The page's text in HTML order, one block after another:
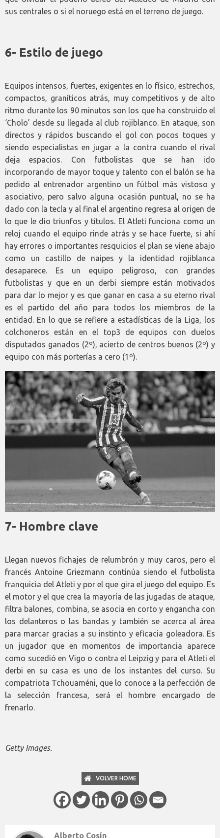
sus centrales o si el noruego está en el terreno de juego.
6- Estilo de juego
Equipos intensos, fuertes, exigentes en lo físico, estrechos,
compactos, graníticos atrás, muy competitivos y de alto
ritmo durante los 90 minutos son los que ha construido el
‘Cholo’ desde su llegada al club rojiblanco. En ataque, son
directos y rápidos buscando el gol con pocos toques y
siendo especialistas en jugar a la contra cuando el rival
deja espacios. Con futbolistas que se han ido
incorporando de mayor toque y talento con el balón se ha
pedido al entrenador argentino un fútbol más vistoso y
asociativo, pero salvo alguna ocasión puntual, no se ha
dado con la tecla y al final el argentino regresa al origen de
lo que le dio triunfos y títulos. El Atleti funciona como un
reloj cuando el equipo rinde atrás y se hace fuerte, si ahí
hay errores o importantes resquicios el plan se viene abajo
como un castillo de naipes y la identidad rojiblanca
desaparece. Es un equipo peligroso, con grandes
futbolistas y que en un derbi siempre están motivados
para dar lo mejor y es que ganar en casa a su eterno rival
es el partido del año para todos los miembros de la
entidad. En lo que se refiere a estadísticas de la Liga, los
colchoneros están en el top3 de equipos con duelos
disputados ganados (2º), acierto de centros buenos (2º) y
equipo con más porterías a cero (1º).
7- Hombre clave
Llegan nuevos fichajes de relumbrón y muy caros, pero el
francés Antoine Griezmann continúa siendo el futbolista
franquicia del Atleti y por el que gira el juego del equipo. Es
el motor y el que crea la mayoría de las jugadas de ataque,
filtra balones, combina, se asocia en corto y engancha con
los delanteros o las bandas y también se acerca al área
para marcar gracias a su instinto y eficacia goleadora. Es
un jugador que en momentos de importancia aparece
como sucedió en Vigo o contra el Leipzig y para el Atleti el
derbi en su casa es uno de los instantes del curso. Su
compatriota Tchouaméni, que lo conoce a la perfección de
la selección francesa, será el hombre encargado de
frenarlo.
Getty Images.
VOLVER HOME
Alberto Cosín